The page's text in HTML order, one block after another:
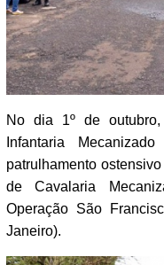
No dia 1º de
Infantaria
patrulhamento
de Cavalaria
Operação São
Janeiro).